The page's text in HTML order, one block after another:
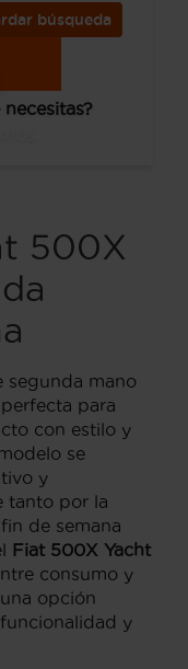
búsqueda
500X
segunda mano
para
con estilo y
se
y
tanto por la
de semana
Fiat 500X Yacht
consumo y
opción
y